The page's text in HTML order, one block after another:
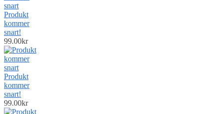
Produkt
kommer
snart!
99.00kr
Produkt
kommer
snart!
99.00kr